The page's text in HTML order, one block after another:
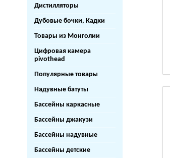
Дистилляторы
Дубовые бочки, Кадки
Товары из Монголии
Цифровая камера
pivothead
Популярные товары
Надувные батуты
Бассейны каркасные
Бассейны джакузи
Бассейны надувные
Бассейны детские